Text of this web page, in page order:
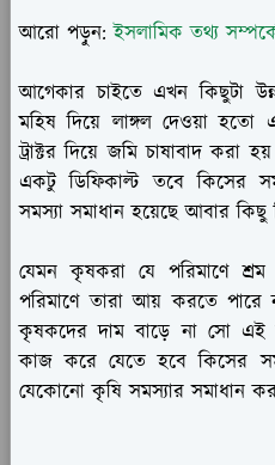
আরো পড়ুন:ইসলামিক তথ্য
আগেকার চাইতে এখন কিছুটা
মহিষ দিয়ে লাঙ্গল দেওয়া হতো
ট্রাক্টর দিয়ে জমি চাষাবাদ
একটু ডিফিকাল্ট তবে কিসের
সমস্যা সমাধান হয়েছে আবার কিছু
যেমন কৃষকরা যে পরিমাণে
পরিমাণে তারা আয় করতে
কৃষকদের দাম বাড়ে না সো এই
কাজ করে যেতে হবে কিসের
যেকোনো কৃষি সমস্যার সমাধান